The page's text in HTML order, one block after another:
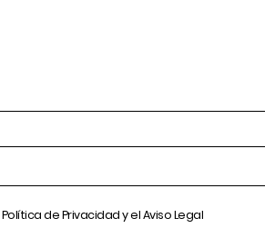
Política de Privacidady elAviso Legal